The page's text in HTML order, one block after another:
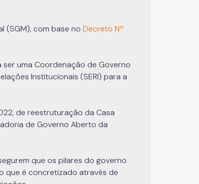
(SGM), com base no Decreto Nº
ser uma Coordenação de Governo
Institucionais (SERI) para a
de reestruturação da Casa
de Governo Aberto da
que os pilares do governo
que é concretizado através de